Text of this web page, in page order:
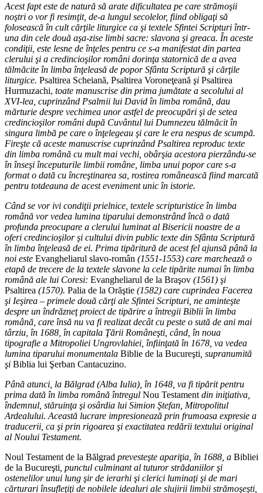
Acest fapt este de natură să arate dificultatea pe care strămoşii
noştri o vor fi resimţit, de-a lungul secolelor, fiind obligaţi să
folosească în cult cărţile liturgice ca şi textele Sfintei Scripturi într-
una din cele două aşa-zise limbi sacre: slavona şi greaca. În aceste
condiţii, este lesne de înţeles pentru ce s-a manifestat din partea
clerului şi a credincioşilor români dorinţa statornică de a avea
tălmăcite în limba înţeleasă de popor Sfânta Scriptură şi cărţile
liturgice. Psaltirea Scheiană, Psaltirea Voroneţeană şi Psaltirea
Hurmuzachi, toate manuscrise din prima jumătate a secolului al
XVI-lea, cuprinzând Psalmii lui David în limba română, dau
mărturie despre vechimea unor astfel de preocupări şi de setea
credincioşilor români după Cuvântul lui Dumnezeu tălmăcit în
singura limbă pe care o înţelegeau şi care le era nespus de scumpă.
Fireşte că aceste manuscrise cuprinzând Psaltirea reproduc texte
din limba română cu mult mai vechi, obârşia acestora pierzându-se
în înseşi începuturile limbii române, limba unui popor care s-a
format o dată cu încreştinarea sa, rostirea românească fiind marcată
pentru totdeauna de acest eveniment unic în istorie.
Când se vor ivi condiţii prielnice, textele scripturistice în limba
română vor vedea lumina tiparului demonstrând încă o dată
profunda preocupare a clerului luminat al Bisericii noastre de a
oferi credincioşilor şi cultului divin public texte din Sfânta Scriptură
în limba înţeleasă de ei. Prima tipăritură de acest fel ajunsă până la
noi este Evangheliarul slavo-român (1551-1553) care marchează o
etapă de trecere de la textele slavone la cele tipărite numai în limba
română ale lui Coresi: Evangheliarul de la Braşov (1561) şi
Psaltirea (1570). Palia de la Orăştie (1582) care cuprindea Facerea
şi Ieşirea – primele două cărţi ale Sfintei Scripturi, ne aminteşte
despre un îndrăzneţ proiect de tipărire a întregii Biblii în limba
română, care însă nu va fi realizat decât cu peste o sută de ani mai
târziu, în 1688, în capitala Ţării Româneşti, când, în noua
tipografie a Mitropoliei Ungrovlahiei, înfiinţată în 1678, va vedea
lumina tiparului monumentala Biblie de la Bucureşti , supranumită
şi Biblia lui Şerban Cantacuzino.
Până atunci, la Bălgrad (Alba Iulia), în 1648, va fi tipărit pentru
prima dată în limba română întregul Nou Testament din iniţiativa,
îndemnul, stăruinţa şi osârdia lui Simion Ştefan, Mitropolitul
Ardealului. Această lucrare impresionează prin frumoasa expresie a
traducerii, ca şi prin rigoarea şi exactitatea redării textului original
al Noului Testament.
Noul Testament de la Bălgrad prevesteşte apariţia, în 1688, a Bibliei
de la Bucureşti , punctul culminant al tuturor strădaniilor şi
ostenelilor unui lung şir de ierarhi şi clerici luminaţi şi de mari
cărturari însufleţiţi de nobilele idealuri ale slujirii limbii strămoşeşti,